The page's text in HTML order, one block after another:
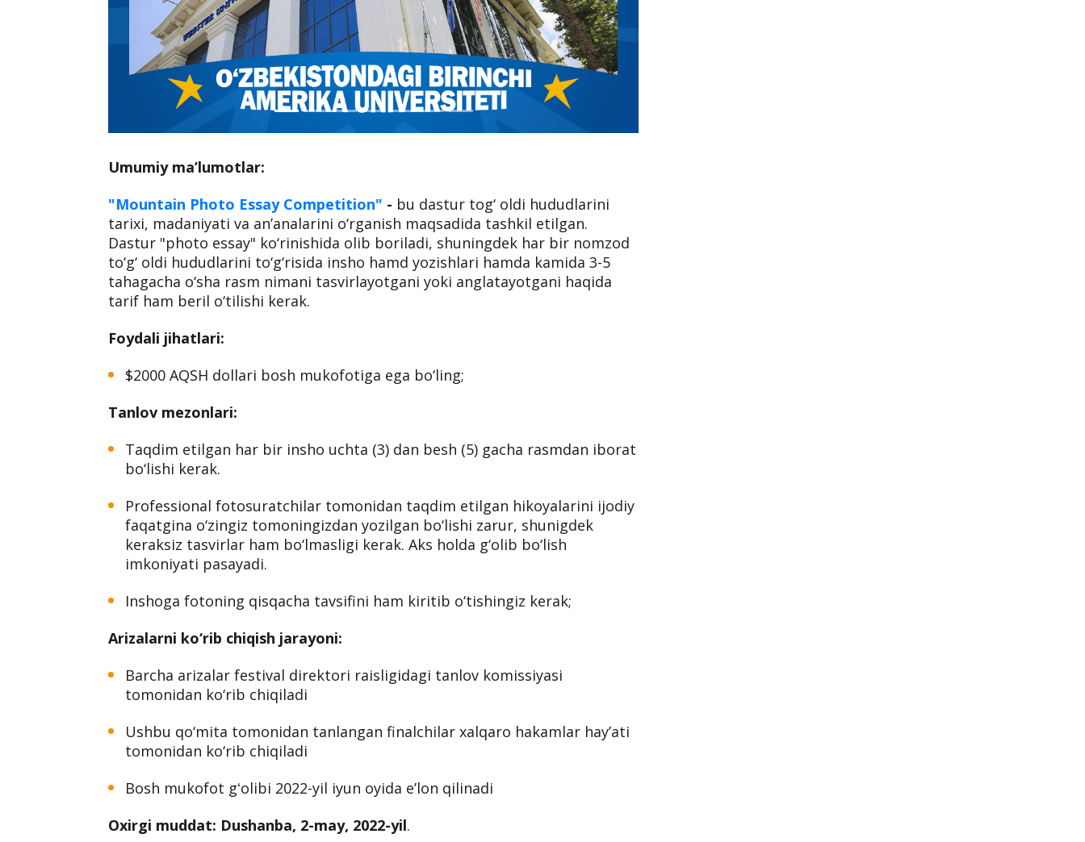
Umumiy ma’lumotlar:
"Mountain Photo Essay Competition" - bu dastur tog‘ oldi hududlarini
tarixi, madaniyati va an’analarini o‘rganish maqsadida tashkil etilgan.
Dastur "photo essay" ko‘rinishida olib boriladi, shuningdek har bir nomzod
to‘g‘ oldi hududlarini to‘g‘risida insho hamd yozishlari hamda kamida 3-5
tahagacha o‘sha rasm nimani tasvirlayotgani yoki anglatayotgani haqida
tarif ham beril o‘tilishi kerak.
Foydali jihatlari:
$2000 AQSH dollari bosh mukofotiga ega bo‘ling;
Tanlov mezonlari:
Taqdim etilgan har bir insho uchta (3) dan besh (5) gacha rasmdan iborat
bo‘lishi kerak.
Professional fotosuratchilar tomonidan taqdim etilgan hikoyalarini ijodiy
faqatgina o‘zingiz tomoningizdan yozilgan bo‘lishi zarur, shunigdek
keraksiz tasvirlar ham bo‘lmasligi kerak. Aks holda g‘olib bo‘lish
imkoniyati pasayadi.
Inshoga fotoning qisqacha tavsifini ham kiritib o‘tishingiz kerak;
Arizalarni ko‘rib chiqish jarayoni:
Barcha arizalar festival direktori raisligidagi tanlov komissiyasi
tomonidan ko‘rib chiqiladi
Ushbu qo‘mita tomonidan tanlangan finalchilar xalqaro hakamlar hay’ati
tomonidan ko‘rib chiqiladi
Bosh mukofot gʻolibi 2022-yil iyun oyida eʼlon qilinadi
Oxirgi muddat: Dushanba, 2-may, 2022-yil.